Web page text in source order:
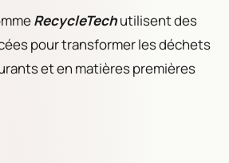
RecycleTechutilisent des
pour transformer les déchets
et en matières premières